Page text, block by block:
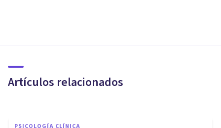
Artículos relacionados
causas y tratamiento
PSICOLOGÍA CLÍNICA